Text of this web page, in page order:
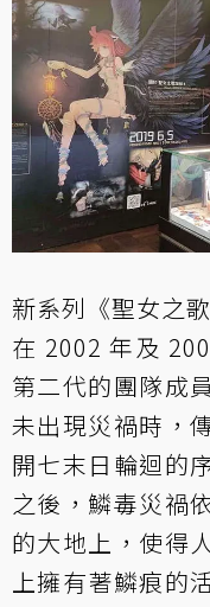
新系列《聖女之
在 2002 年及
第二代的團隊成
未出現災禍時，
開七末日輪迴的
之後，鱗毒災禍
的大地上，使得
上擁有著鱗痕的